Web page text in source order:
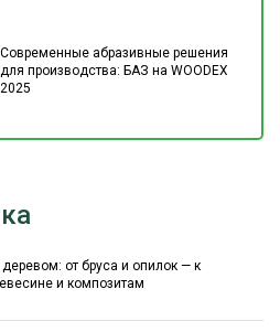
Современные абразивные решения
для производства: БАЗ на WOODEX
2025
от бруса и опилок — к
и композитам